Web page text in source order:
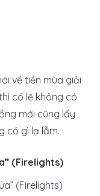
về tiền mùa giải
có lẽ không có
mới cũng lấy
có gì lạ lẫm.
(Firelights)